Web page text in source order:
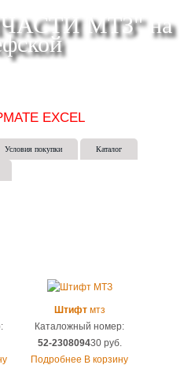
МТЗ" на
EXCEL
Условия покупки Каталог
Штифтмтз
Каталожный номер:
52-230809430 руб.
Подробнее В корзину